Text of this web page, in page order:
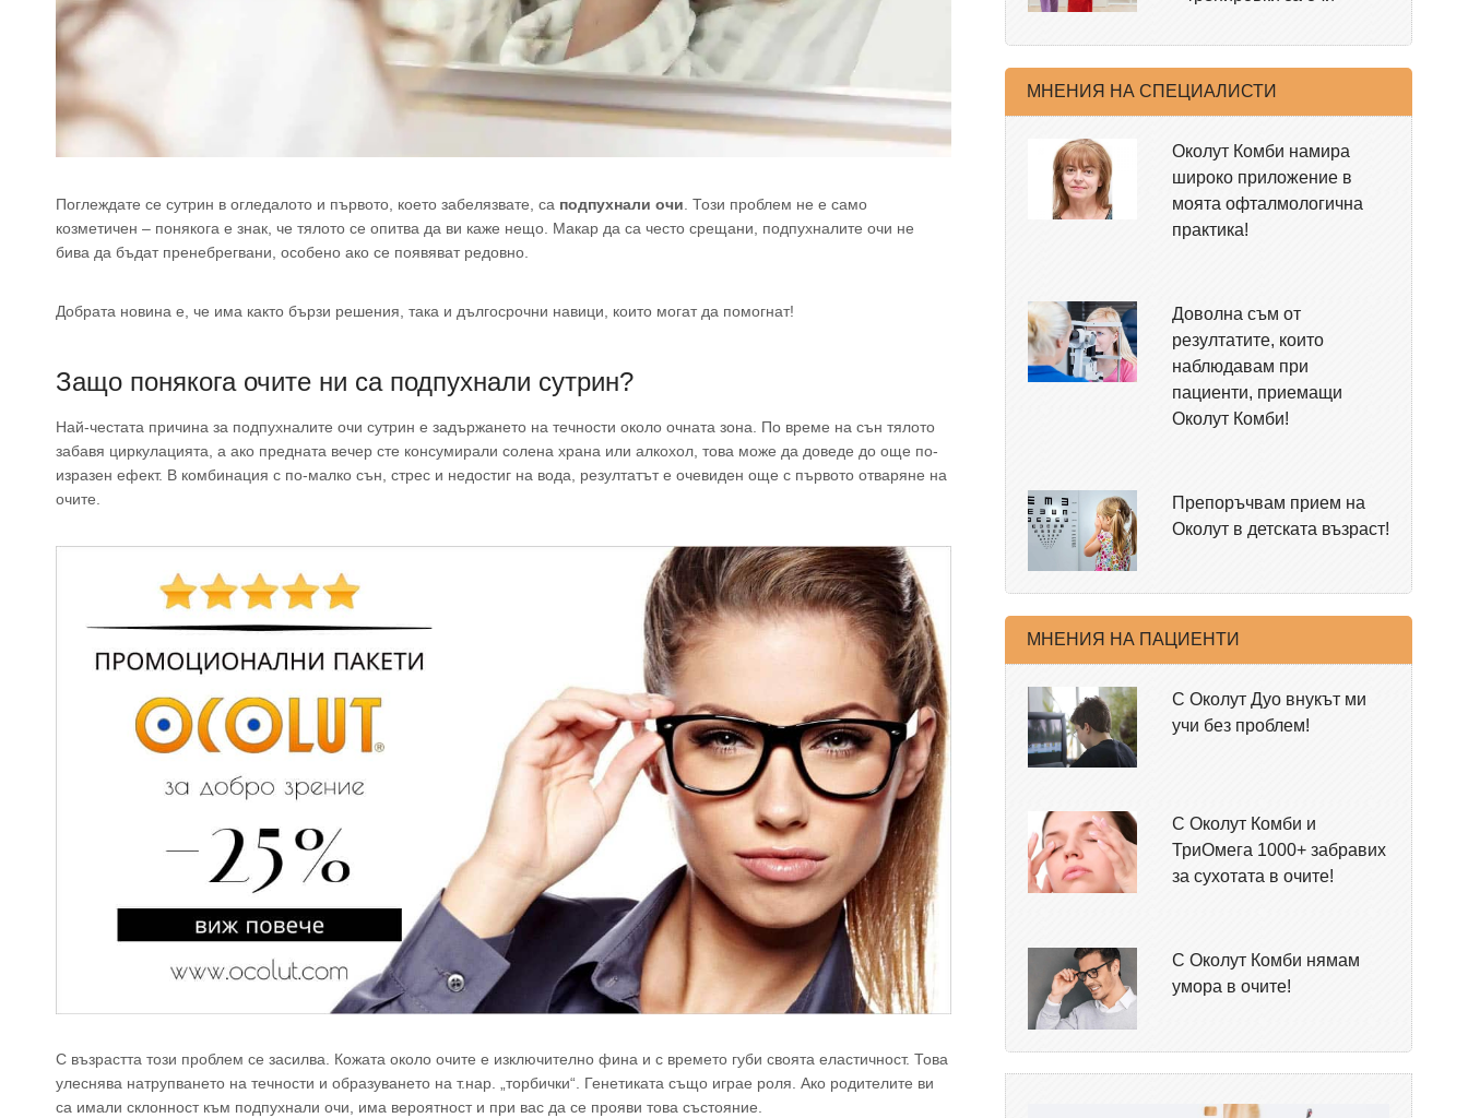
Поглеждате се сутрин в огледалото и първото, което забелязвате, са подпухнали очи . Този проблем не е само
козметичен – понякога е знак, че тялото се опитва да ви каже нещо. Макар да са често срещани, подпухналите очи не
бива да бъдат пренебрегвани, особено ако се появяват редовно.
Добрата новина е, че има както бързи решения, така и дългосрочни навици, които могат да помогнат!
Защо понякога очите ни са подпухнали сутрин?
Най-честата причина за подпухналите очи сутрин е задържането на течности около очната зона. По време на сън тялото
забавя циркулацията, а ако предната вечер сте консумирали солена храна или алкохол, това може да доведе до още по-
изразен ефект. В комбинация с по-малко сън, стрес и недостиг на вода, резултатът е очевиден още с първото отваряне на
очите.
С възрастта този проблем се засилва. Кожата около очите е изключително фина и с времето губи своята еластичност. Това
улеснява натрупването на течности и образуването на т.нар. „торбички“. Генетиката също играе роля. Ако родителите ви
са имали склонност към подпухнали очи, има вероятност и при вас да се прояви това състояние.
МНЕНИЯ НА СПЕЦИАЛИСТИ
Околут Комби намира
широко приложение в
моята офталмологична
практика!
Доволна съм от
резултатите, които
наблюдавам при
пациенти, приемащи
Околут Комби!
Препоръчвам прием на
Околут в детската възраст!
МНЕНИЯ НА ПАЦИЕНТИ
С Околут Дуо внукът ми
учи без проблем!
С Околут Комби и
ТриОмега 1000+ забравих
за сухотата в очите!
С Околут Комби нямам
умора в очите!